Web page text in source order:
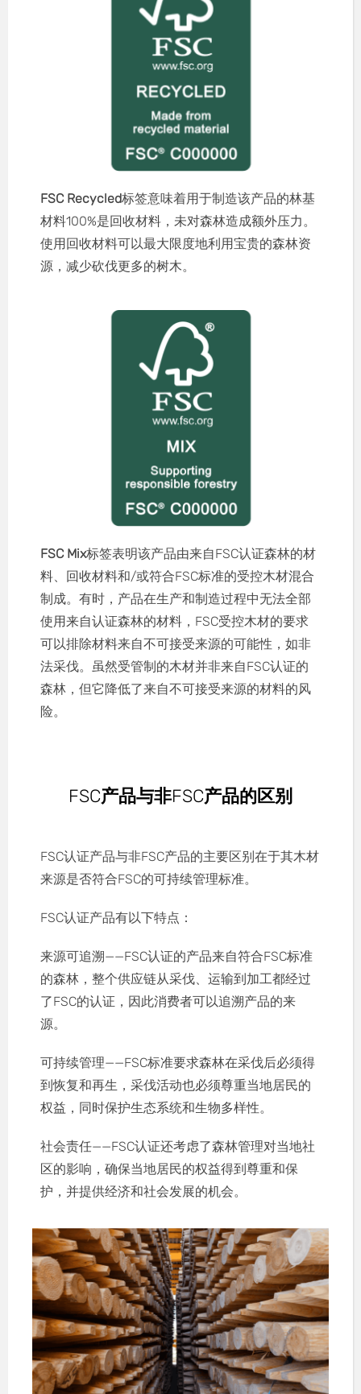
FSC Recycled标签意味着用于制造该产品的林基
材料100%是回收材料，未对森林造成额外压力。
使用回收材料可以最大限度地利用宝贵的森林资
源，减少砍伐更多的树木。
FSC Mix标签表明该产品由来自FSC认证森林的材
料、回收材料和/或符合FSC标准的受控木材混合
制成。有时，产品在生产和制造过程中无法全部
使用来自认证森林的材料，FSC受控木材的要求
可以排除材料来自不可接受来源的可能性，如非
法采伐。
虽然受管制的木材并非来自FSC认证的
森林，但它降低了来自不可接受来源的材料的风
险。
FSC产品与非FSC产品的区别
FSC认证产品与非FSC产品的主要区别在于其木材
来源是否符合FSC的可持续管理标准。
FSC认证产品有以下特点：
来源可追溯——FSC认证的产品来自符合FSC标准
的森林，整个供应链从采伐、运输到加工都经过
了FSC的认证，因此消费者可以追溯产品的来
源。
可持续管理——FSC标准要求森林在采伐后必须得
到恢复和再生，采伐活动也必须尊重当地居民的
权益，同时保护生态系统和生物多样性。
社会责任——FSC认证还考虑了森林管理对当地社
区的影响，确保当地居民的权益得到尊重和保
护，并提供经济和社会发展的机会。